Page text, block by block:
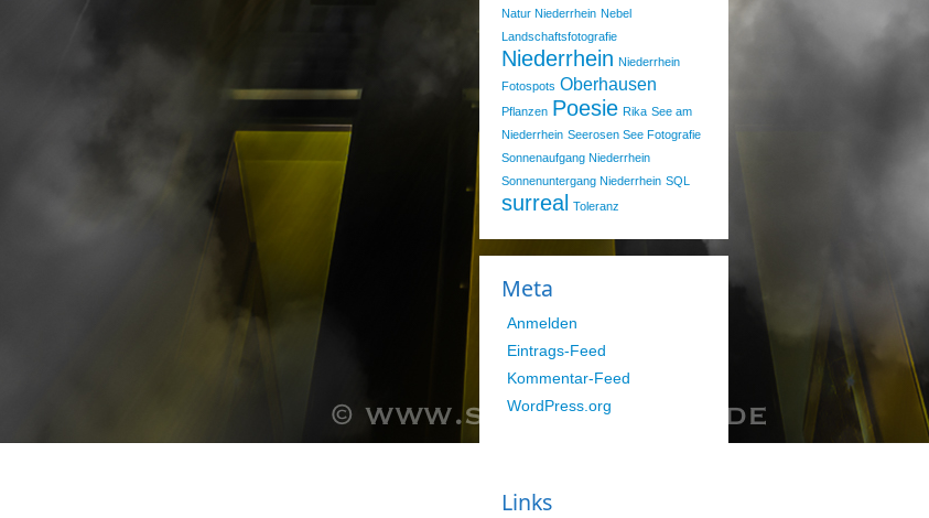
Natur Niederrhein Nebel
Landschaftsfotografie
Niederrhein Niederrhein
Fotospots Oberhausen
Pflanzen Poesie Rika See am
Niederrhein Seerosen See Fotografie
Sonnenaufgang Niederrhein
Sonnenuntergang Niederrhein SQL
surreal Toleranz
Meta
Anmelden
Eintrags-Feed
Kommentar-Feed
WordPress.org
Links